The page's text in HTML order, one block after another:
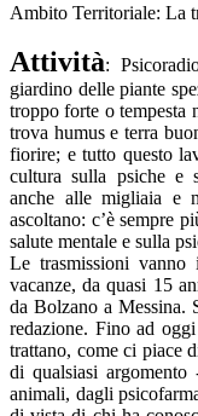
Ambito Territoriale: La
Attività:
giardino delle piante
troppo forte o tempesta
trova humus e terra
fiorire; e tutto questo
cultura sulla psiche e
anche alle migliaia e
ascoltano: c’è sempre
salute mentale e sulla
Le trasmissioni vanno
vacanze, da quasi 15
da Bolzano a Messina.
redazione. Fino ad
trattano, come ci piace
di qualsiasi argomento
animali, dagli